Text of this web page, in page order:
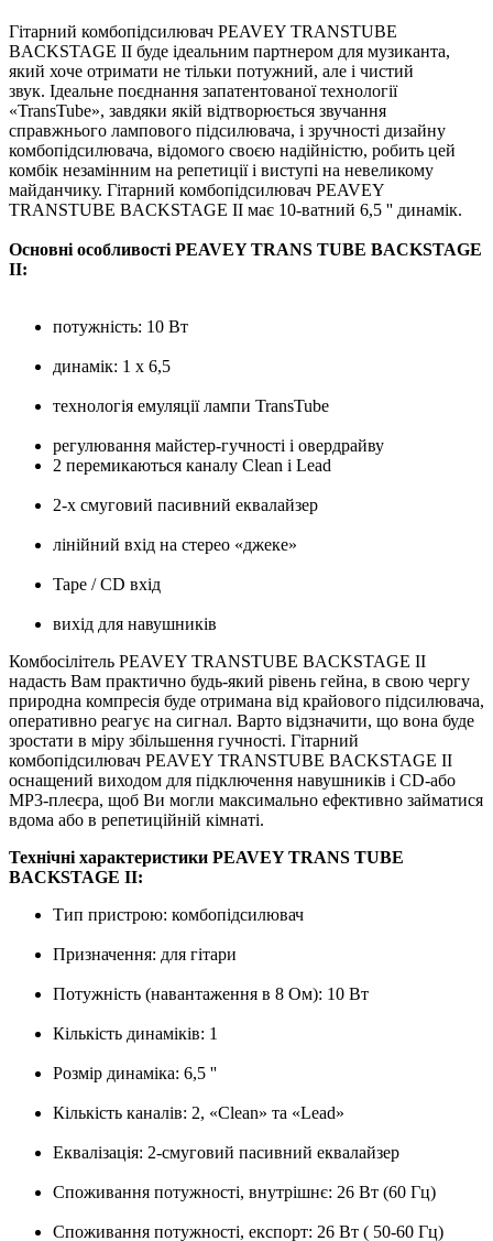
Гітарний комбопідсилювач PEAVEY TRANSTUBE
BACKSTAGE II буде ідеальним партнером для музиканта,
який хоче отримати не тільки потужний, але і чистий
звук. Ідеальне поєднання запатентованої технології
«TransTube», завдяки якій відтворюється звучання
справжнього лампового підсилювача, і зручності дизайну
комбопідсилювача, відомого своєю надійністю, робить цей
комбік незамінним на репетиції і виступі на невеликому
майданчику. Гітарний комбопідсилювач PEAVEY
TRANSTUBE BACKSTAGE II має 10-ватний 6,5 '' динамік.
Основні особливості PEAVEY TRANS TUBE BACKSTAGE
II:
потужність: 10 Вт
динамік: 1 х 6,5
технологія емуляції лампи TransTube
регулювання майстер-гучності і овердрайву
2 перемикаються каналу Clean і Lead
2-х смуговий пасивний еквалайзер
лінійний вхід на стерео «джеке»
Tape / CD вхід
вихід для навушників
Комбосілітель PEAVEY TRANSTUBE BACKSTAGE II
надасть Вам практично будь-який рівень гейна, в свою чергу
природна компресія буде отримана від крайового підсилювача,
оперативно реагує на сигнал. Варто відзначити, що вона буде
зростати в міру збільшення гучності. Гітарний
комбопідсилювач PEAVEY TRANSTUBE BACKSTAGE II
оснащений виходом для підключення навушників і CD-або
MP3-плеєра, щоб Ви могли максимально ефективно займатися
вдома або в репетиційній кімнаті.
Технічні характеристики PEAVEY TRANS TUBE
BACKSTAGE II:
Тип пристрою: комбопідсилювач
Призначення: для гітари
Потужність (навантаження в 8 Ом): 10 Вт
Кількість динаміків: 1
Розмір динаміка: 6,5 ''
Кількість каналів: 2, «Clean» та «Lead»
Еквалізація: 2-смуговий пасивний еквалайзер
Споживання потужності, внутрішнє: 26 Вт (60 Гц)
Споживання потужності, експорт: 26 Вт ( 50-60 Гц)